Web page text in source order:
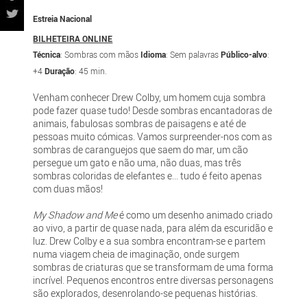
Estreia Nacional
BILHETEIRA ONLINE
Técnica: Sombras com mãos Idioma: Sem palavrasPúblico-alvo:
+4Duração: 45 min.
Venham conhecer Drew Colby, um homem cuja sombra
pode fazer quase tudo! Desde sombras encantadoras de
animais, fabulosas sombras de paisagens e até de
pessoas muito cómicas. Vamos surpreender-nos com as
sombras de caranguejos que saem do mar, um cão
persegue um gato e não uma, não duas, mas três
sombras coloridas de elefantes e... tudo é feito apenas
com duas mãos!
My Shadow and Meé como um desenho animado criado
ao vivo, a partir de quase nada, para além da escuridão e
luz. Drew Colby e a sua sombra encontram-se e partem
numa viagem cheia de imaginação, onde surgem
sombras de criaturas que se transformam de uma forma
incrível. Pequenos encontros entre diversas personagens
são explorados, desenrolando-se pequenas histórias.